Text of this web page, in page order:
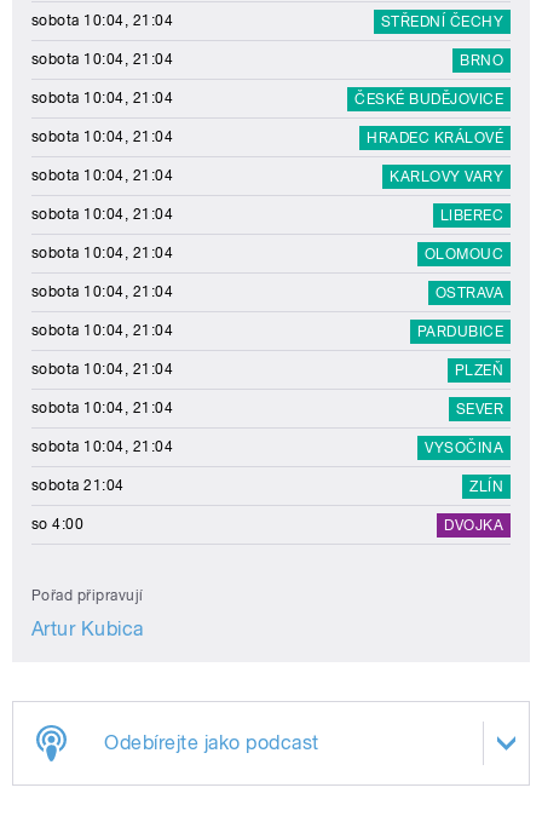
sobota 10:04, 21:04 STŘEDNÍ ČECHY
sobota 10:04, 21:04 BRNO
sobota 10:04, 21:04 ČESKÉ BUDĚJOVICE
sobota 10:04, 21:04 HRADEC KRÁLOVÉ
sobota 10:04, 21:04 KARLOVY VARY
sobota 10:04, 21:04 LIBEREC
sobota 10:04, 21:04 OLOMOUC
sobota 10:04, 21:04 OSTRAVA
sobota 10:04, 21:04 PARDUBICE
sobota 10:04, 21:04 PLZEŇ
sobota 10:04, 21:04 SEVER
sobota 10:04, 21:04 VYSOČINA
sobota 21:04 ZLÍN
so 4:00 DVOJKA
Pořad připravují
Artur Kubica
Odebírejte jako podcast